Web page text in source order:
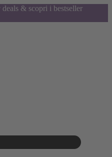
& scopri i bestseller